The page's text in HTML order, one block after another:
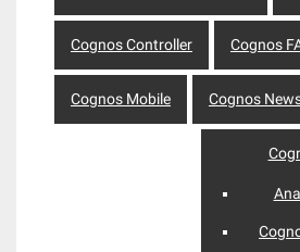
Cognos Controller Cognos
Cognos Mobile Cognos